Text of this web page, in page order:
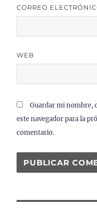
CORREO
WEB
Guardar mi nombre,
este navegador para la
comentario.